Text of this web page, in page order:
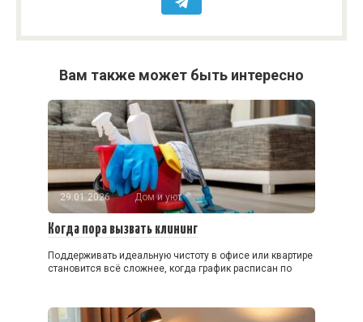
Вам также может быть интересно
29.01.2026 Дом и уют
Когда пора вызвать клининг
Поддерживать идеальную чистоту в офисе или квартире
становится всё сложнее, когда график расписан по